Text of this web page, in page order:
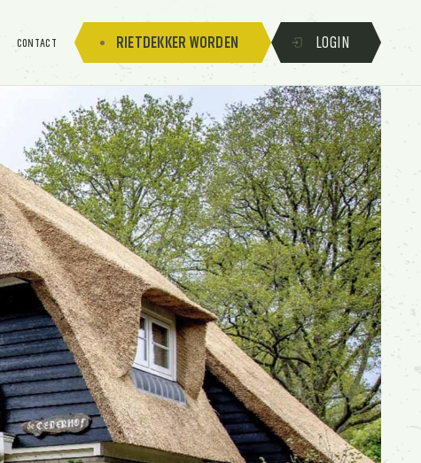
CONTACT RIETDEKKER WORDEN LOGIN